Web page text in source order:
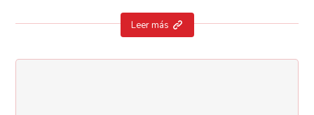
Leer más